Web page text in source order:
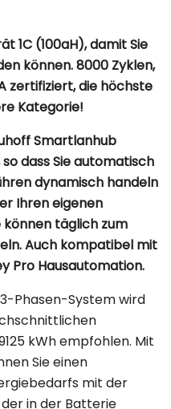
1C (100aH), damit Sie
können. 8000 Zyklen,
zertifiziert, die höchste
Kategorie!
Smartlanhub
dass Sie automatisch
dynamisch handeln
Ihren eigenen
können täglich zum
Auch kompatibel mit
Pro Hausautomation.
Phasen-System wird
kWh empfohlen. Mit
Sie einen
mit der
in der Batterie